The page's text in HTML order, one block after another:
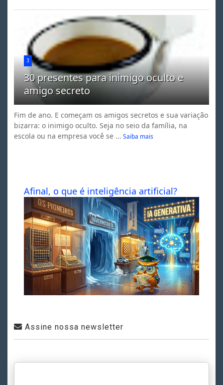
3
30 presentes para inimigo oculto e
amigo secreto
Fim de ano. E começam os amigos secretos e sua variação
bizarra: o inimigo oculto. Seja no seio da família, na
escola ou na empresa você se ... Saiba mais
Afinal, o que é inteligência artificial?
Assine nossa newsletter